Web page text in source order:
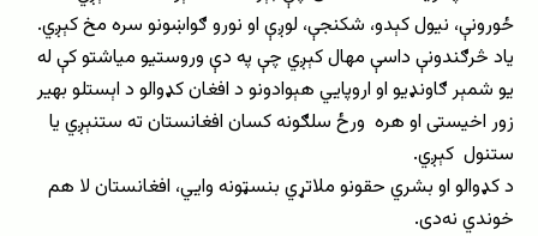
ځورونې، نیول کېدو، شکنجې، لوږې او نورو ګواښونو سره مخ کېږي.
یاد څرګندونې داسې مهال کېږي چې په دې وروستیو میاشتو کې له
یو شمېر ګاونډیو او اروپايي هېوادونو د افغان کډوالو د اېستلو بهیر
زور اخیستی او هره ورځ سلګونه کسان افغانستان ته ستنېږي یا
ستنول کېږي.
د کډوالو او بشري حقونو ملاتړي بنسټونه وایي، افغانستان لا هم
خوندي نه‌دی.